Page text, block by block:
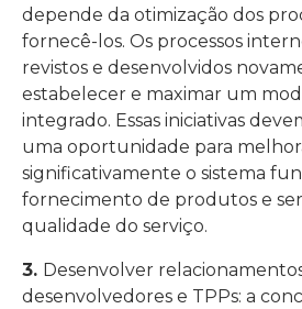
depende da otimização dos
fornecê-los. Os processos
revistos e desenvolvidos
estabelecer e maximar um
integrado. Essas iniciativas
uma oportunidade para
significativamente o sistema
fornecimento de produtos e
qualidade do serviço.
3. Desenvolver
desenvolvedores e TPPs: a